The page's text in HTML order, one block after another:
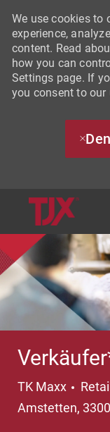
We use cookies to
experience,
content. Read
how you can
Settings page. If
you consent to our
TK Maxx
Amstetten, 3300